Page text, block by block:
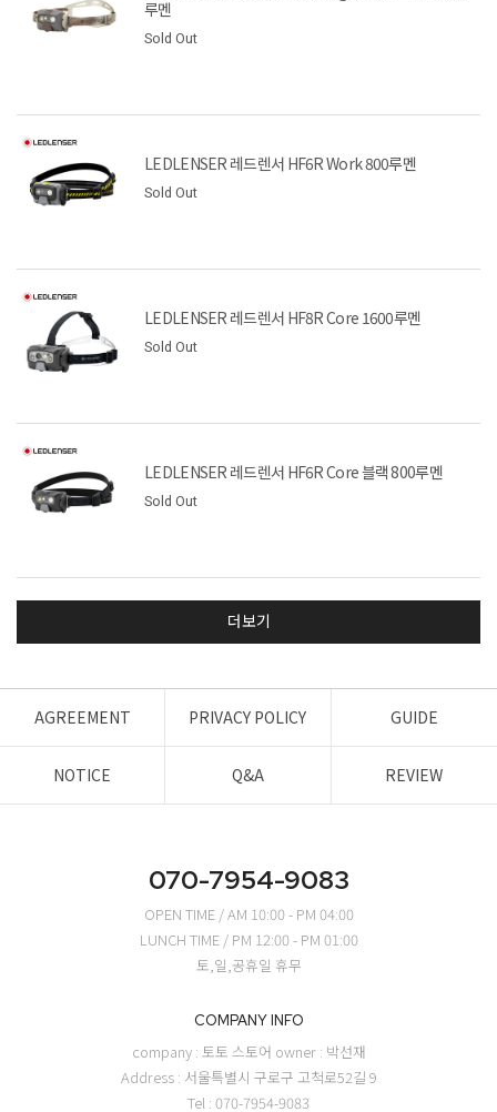
루멘
Sold Out
LEDLENSER 레드렌서 HF6R Work 800루멘
Sold Out
LEDLENSER 레드렌서 HF8R Core 1600루멘
Sold Out
LEDLENSER 레드렌서 HF6R Core 블랙 800루멘
Sold Out
더보기
AGREEMENT PRIVACY POLICY GUIDE
NOTICE Q&A REVIEW
070-7954-9083
OPEN TIME / AM 10:00 - PM 04:00
LUNCH TIME / PM 12:00 - PM 01:00
토,일,공휴일 휴무
COMPANY INFO
company : 토토 스토어 owner : 박선재
Address : 서울특별시 구로구 고척로52길 9
Tel : 070-7954-9083